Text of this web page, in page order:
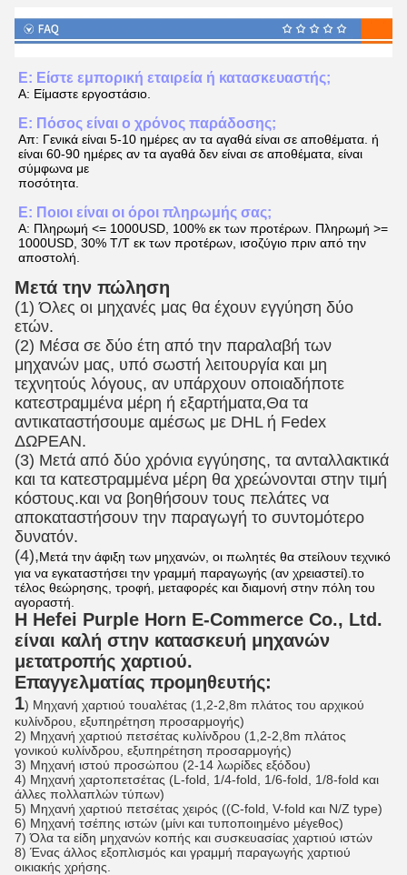
Ε: Είστε εμπορική εταιρεία ή κατασκευαστής;
Α: Είμαστε εργοστάσιο.
Ε: Πόσος είναι ο χρόνος παράδοσης;
Απ: Γενικά είναι 5-10 ημέρες αν τα αγαθά είναι σε αποθέματα. ή
είναι 60-90 ημέρες αν τα αγαθά δεν είναι σε αποθέματα, είναι
σύμφωνα με
ποσότητα.
Ε: Ποιοι είναι οι όροι πληρωμής σας;
Α: Πληρωμή <= 1000USD, 100% εκ των προτέρων. Πληρωμή >=
1000USD, 30% T/T εκ των προτέρων, ισοζύγιο πριν από την
αποστολή.
Μετά την πώληση
(1) Όλες οι μηχανές μας θα έχουν εγγύηση δύο
ετών.
(2) Μέσα σε δύο έτη από την παραλαβή των
μηχανών μας, υπό σωστή λειτουργία και μη
τεχνητούς λόγους, αν υπάρχουν οποιαδήποτε
κατεστραμμένα μέρη ή εξαρτήματα,Θα τα
αντικαταστήσουμε αμέσως με DHL ή Fedex
ΔΩΡΕΑΝ.
(3) Μετά από δύο χρόνια εγγύησης, τα ανταλλακτικά
και τα κατεστραμμένα μέρη θα χρεώνονται στην τιμή
κόστους.και να βοηθήσουν τους πελάτες να
αποκαταστήσουν την παραγωγή το συντομότερο
δυνατόν.
(4),Μετά την άφιξη των μηχανών, οι πωλητές θα στείλουν τεχνικό
για να εγκαταστήσει την γραμμή παραγωγής (αν χρειαστεί).το
τέλος θεώρησης, τροφή, μεταφορές και διαμονή στην πόλη του
αγοραστή.
Η Hefei Purple Horn E-Commerce Co., Ltd.
είναι καλή στην κατασκευή μηχανών
μετατροπής χαρτιού.
Επαγγελματίας προμηθευτής:
1) Μηχανή χαρτιού τουαλέτας (1,2-2,8m πλάτος του αρχικού
κυλίνδρου, εξυπηρέτηση προσαρμογής)
2) Μηχανή χαρτιού πετσέτας κυλίνδρου (1,2-2,8m πλάτος
γονικού κυλίνδρου, εξυπηρέτηση προσαρμογής)
3) Μηχανή ιστού προσώπου (2-14 λωρίδες εξόδου)
4) Μηχανή χαρτοπετσέτας (L-fold, 1/4-fold, 1/6-fold, 1/8-fold και
άλλες πολλαπλών τύπων)
5) Μηχανή χαρτιού πετσέτας χειρός ((C-fold, V-fold και N/Z type)
6) Μηχανή τσέπης ιστών (μίνι και τυποποιημένο μέγεθος)
7) Όλα τα είδη μηχανών κοπής και συσκευασίας χαρτιού ιστών
8) Ένας άλλος εξοπλισμός και γραμμή παραγωγής χαρτιού
οικιακής χρήσης.